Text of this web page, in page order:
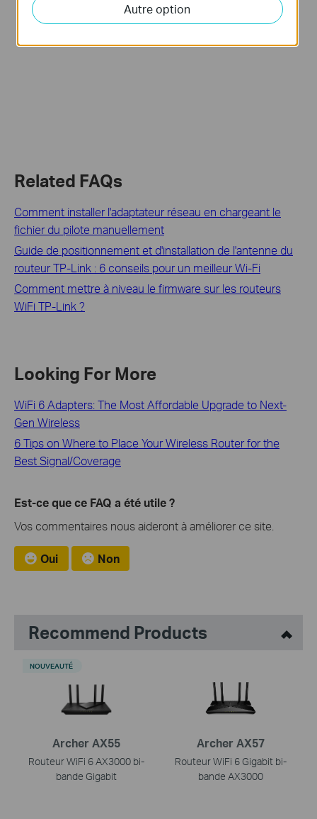
Related FAQs
Comment installer l'adaptateur réseau en chargeant le
fichier du pilote manuellement
Guide de positionnement et d'installation de l'antenne du
routeur TP-Link : 6 conseils pour un meilleur Wi-Fi
Comment mettre à niveau le firmware sur les routeurs
WiFi TP-Link ?
Looking For More
WiFi 6 Adapters: The Most Affordable Upgrade to Next-
Gen Wireless
6 Tips on Where to Place Your Wireless Router for the
Best Signal/Coverage
Est-ce que ce FAQ a été utile ?
Vos commentaires nous aideront à améliorer ce site.
Oui Non
Recommend Products
Archer AX55
Routeur WiFi 6 AX3000 bi-
bande Gigabit
NOUVEAUTÉ
Archer AX57
Routeur WiFi 6 Gigabit bi-
bande AX3000
Autre option